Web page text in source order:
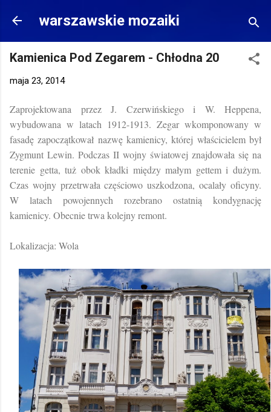
Przejdź do głównej zawartości
warszawskie mozaiki
Kamienica Pod Zegarem - Chłodna 20
maja 23, 2014
Zaprojektowana przez J. Czerwińskiego i W. Heppena,
wybudowana w latach 1912-1913. Zegar wkomponowany w
fasadę zapoczątkował nazwę kamienicy, której właścicielem był
Zygmunt Lewin. Podczas II wojny światowej znajdowała się na
terenie getta, tuż obok kładki między małym gettem i dużym.
Czas wojny przetrwała częściowo uszkodzona, ocalały oficyny.
W latach powojennych rozebrano ostatnią kondygnację
kamienicy. Obecnie trwa kolejny remont.
Lokalizacja: Wola